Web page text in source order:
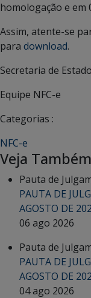
homologação e em
Assim, atente-se
para download.
Secretaria de
Equipe NFC-e
Categorias :
NFC-e
Veja Também
Pauta de
PAUTA DE
AGOSTO DE
06 ago 2026
Pauta de
PAUTA DE
AGOSTO DE
04 ago 2026